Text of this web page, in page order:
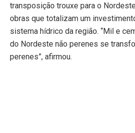
transposição trouxe para o
obras que totalizam um
sistema hídrico da região. “Mil e
do Nordeste não perenes se
perenes”, afirmou.